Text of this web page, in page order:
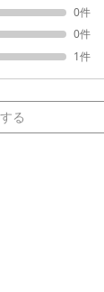
0件
0件
1件